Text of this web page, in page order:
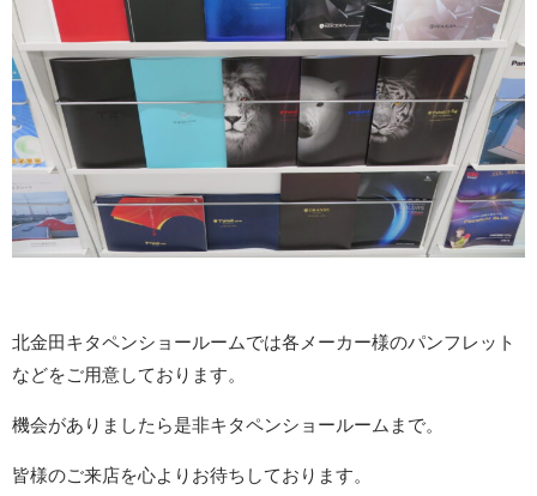
北金田キタペンショールームでは各メーカー様のパンフレット
などをご用意しております。
機会がありましたら是非キタペンショールームまで。
皆様のご来店を心よりお待ちしております。